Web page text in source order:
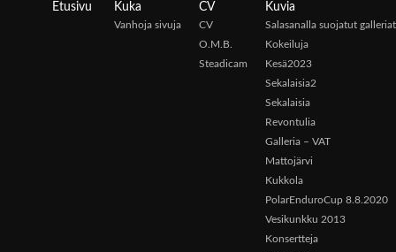
Etusivu Kuka
Vanhoja sivuja
CV
CV
O.M.B.
Steadicam
Kuvia
Salasanalla suojatut galleriat
Kokeiluja
Kesä2023
Sekalaisia2
Sekalaisia
Revontulia
Galleria – VAT
Mattojärvi
Kukkola
PolarEnduroCup 8.8.2020
Vesikunkku 2013
Konsertteja